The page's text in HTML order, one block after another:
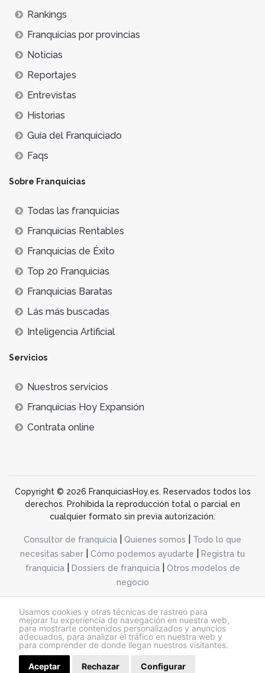
Usamos cookies y otras técnicas de rastreo para
mejorar tu experiencia de navegación en nuestra web,
para mostrarte contenidos personalizados y anuncios
adecuados, para analizar el tráfico en nuestra web y
para comprender de donde llegan nuestros visitantes.
Aceptar Rechazar Configurar
Rankings
Franquicias por provincias
Noticias
Reportajes
Entrevistas
Historias
Guía del Franquiciado
Faqs
Sobre Franquicias
Todas las franquicias
Franquicias Rentables
Franquicias de Éxito
Top 20 Franquicias
Franquicias Baratas
Lás más buscadas
Inteligencia Artificial
Servicios
Nuestros servicios
Franquicias Hoy Expansión
Contrata online
Copyright © 2026 FranquiciasHoy.es. Reservados todos los
derechos. Prohibida la reproducción total o parcial en
cualquier formato sin previa autorización.
Consultor de franquicia Quienes somos
Todo lo que
necesitas saber
Cómo podemos ayudarte
Registra tu
franquicia| Dossiers de franquicia|
Otros modelos de
negocio
@franquiciashoy.es |Aviso legal| Política de cookies|Política de privacidad